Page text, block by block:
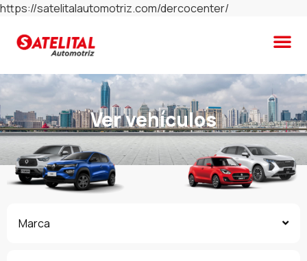
https://satelitalautomotriz.com/dercocenter/
Ver vehículos
Marca